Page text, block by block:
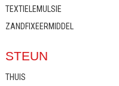
TEXTIELEMULSIE
ZANDFIXEERMIDDEL
STEUN
THUIS